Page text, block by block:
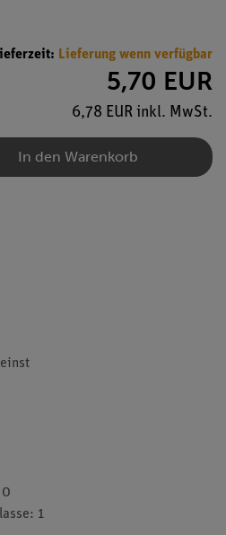
Lieferung wenn verfügbar
5,70 EUR
6,78 EUR inkl. MwSt.
In den Warenkorb
0
1